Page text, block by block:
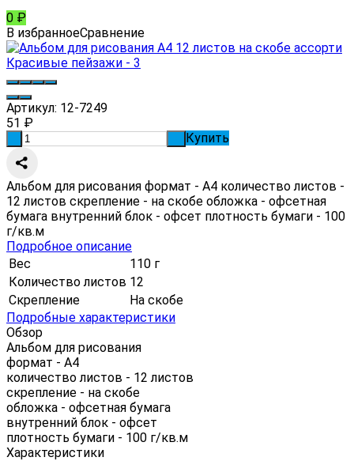
0 ₽
В избранноеСравнение
Артикул: 12-7249
51 ₽
Купить
Альбом для рисования формат - А4 количество листов -
12 листов скрепление - на скобе обложка - офсетная
бумага внутренний блок - офсет плотность бумаги - 100
г/кв.м
Подробное описание
Вес
110 г
Количество листов 12
Скрепление
На скобе
Подробные характеристики
Обзор
Альбом для рисования
формат - А4
количество листов - 12 листов
скрепление - на скобе
обложка - офсетная бумага
внутренний блок - офсет
плотность бумаги - 100 г/кв.м
Характеристики